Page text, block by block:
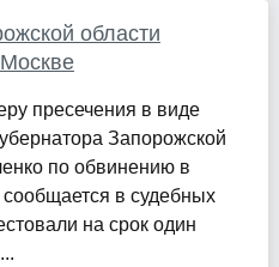
области
пресечения в виде
Запорожской
по обвинению в
в судебных
на срок один